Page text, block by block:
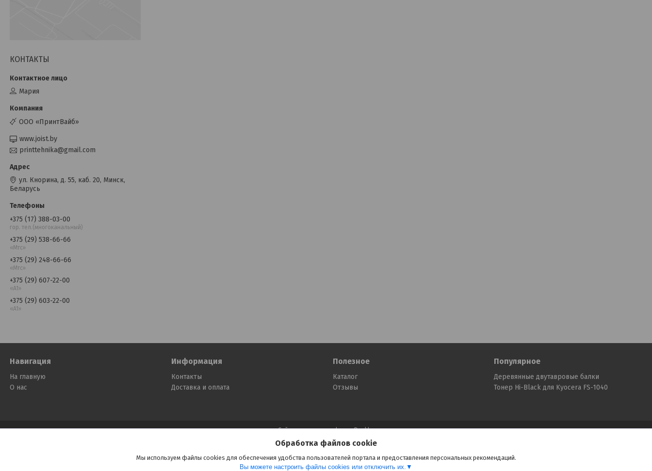
КОНТАКТЫ
Мария
ООО «ПринтВайб»
www.joist.by
printtehnika@gmail.com
ул. Кнорина, д. 55, каб. 20, Минск,
Беларусь
+375 (17) 388-03-00
гор. тел.(многоканальный)
+375 (29) 538-66-66
«Мтс»
+375 (29) 248-66-66
«Мтс»
+375 (29) 607-22-00
«A1»
+375 (29) 603-22-00
«A1»
Навигация
На главную
О нас
Информация
Контакты
Доставка и оплата
Полезное
Каталог
Отзывы
Популярное
Деревянные двутавровые балки
Тонер Hi-Black для Kyocera FS-1040
Сайт создан на платформе Deal.by
Политика обработки файлов cookies
Обработка файлов cookie
Мы используем файлы cookies для обеспечения удобства пользователей портала и предоставления персональных рекомендаций.
Вы можете настроить файлы cookies или отключить их.
ООО «ПринтВайб» | Пожаловаться на контент
Select Language ▼